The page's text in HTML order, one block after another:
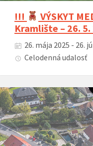
!!!
VÝSKYT
Kramlište – 26. 5.
26. mája 2025 - 26.
Celodenná udalosť